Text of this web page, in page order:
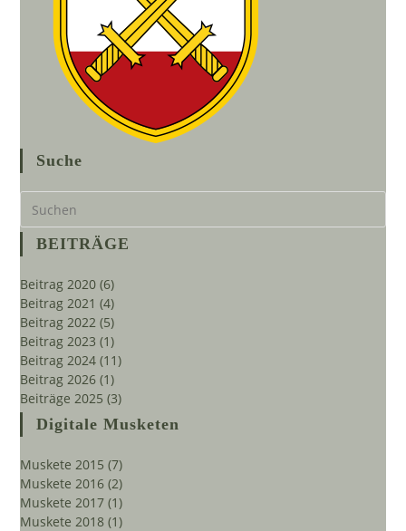
Suche
BEITRÄGE
Beitrag 2020 (6)
Beitrag 2021 (4)
Beitrag 2022 (5)
Beitrag 2023 (1)
Beitrag 2024 (11)
Beitrag 2026 (1)
Beiträge 2025 (3)
Digitale Musketen
Muskete 2015 (7)
Muskete 2016 (2)
Muskete 2017 (1)
Muskete 2018 (1)